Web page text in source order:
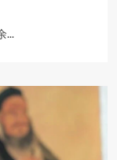
...